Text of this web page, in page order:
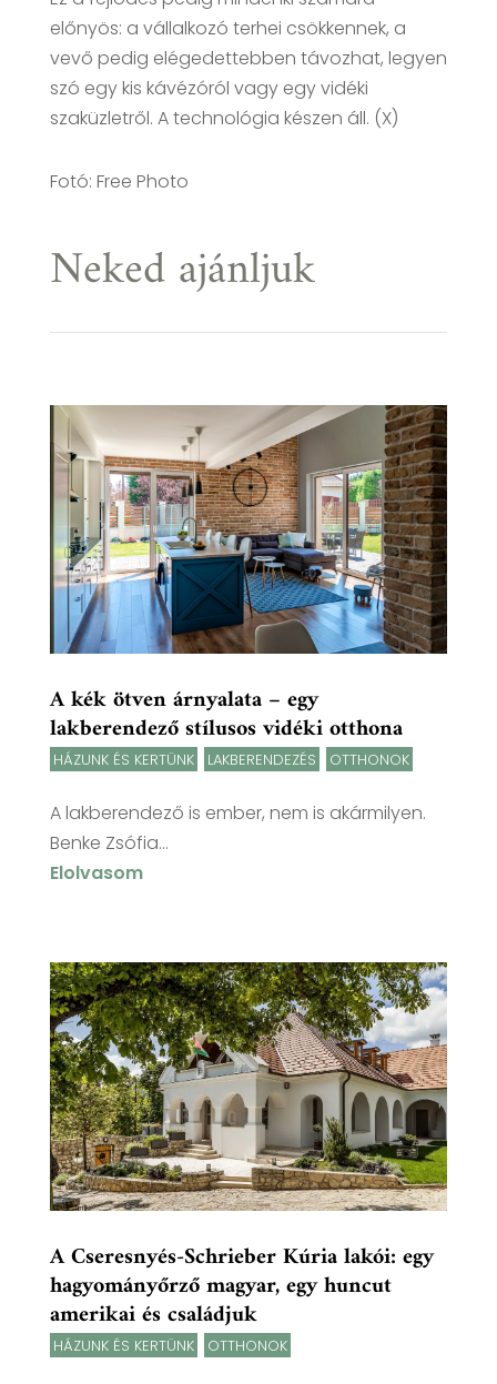
előnyös: a vállalkozó terhei csökkennek, a
vevő pedig elégedettebben távozhat, legyen
szó egy kis kávézóról vagy egy vidéki
szaküzletről. A technológia készen áll. (X)
Fotó: Free Photo
Neked ajánljuk
A kék ötven árnyalata – egy
lakberendező stílusos vidéki otthona
HÁZUNK ÉS KERTÜNK LAKBERENDEZÉS OTTHONOK
A lakberendező is ember, nem is akármilyen.
Benke Zsófia...
Elolvasom
A Cseresnyés-Schrieber Kúria lakói: egy
hagyományőrző magyar, egy huncut
amerikai és családjuk
HÁZUNK ÉS KERTÜNK OTTHONOK